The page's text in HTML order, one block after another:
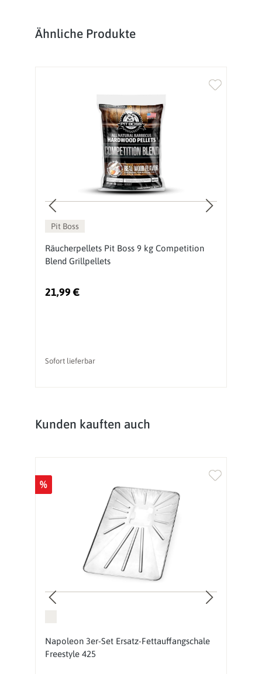
Produktgalerie überspringen
Ähnliche Produkte
Pit Boss
Räucherpellets Pit Boss 9 kg Competition
Blend Grillpellets
21,99 €
Sofort lieferbar
Produktgalerie überspringen
Kunden kauften auch
%
Napoleon 3er-Set Ersatz-Fettauffangschale
Freestyle 425